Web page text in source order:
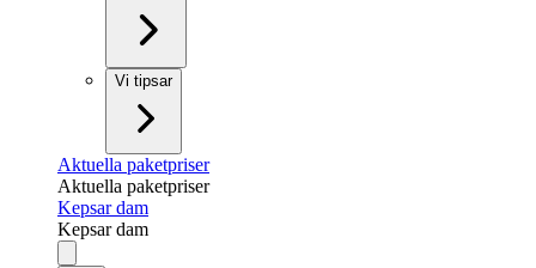
Vi tipsar
Aktuella paketpriser
Aktuella paketpriser
Kepsar dam
Kepsar dam